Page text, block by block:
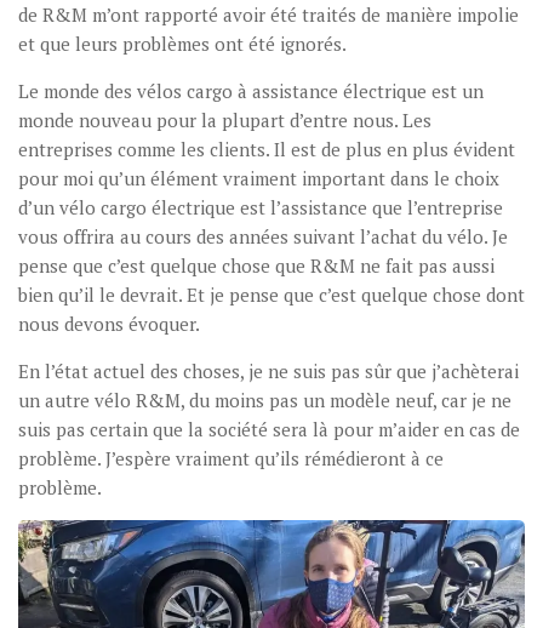
de R&M m’ont rapporté avoir été traités de manière impolie
et que leurs problèmes ont été ignorés.
Le monde des vélos cargo à assistance électrique est un
monde nouveau pour la plupart d’entre nous. Les
entreprises comme les clients. Il est de plus en plus évident
pour moi qu’un élément vraiment important dans le choix
d’un vélo cargo électrique est l’assistance que l’entreprise
vous offrira au cours des années suivant l’achat du vélo. Je
pense que c’est quelque chose que R&M ne fait pas aussi
bien qu’il le devrait. Et je pense que c’est quelque chose dont
nous devons évoquer.
En l’état actuel des choses, je ne suis pas sûr que j’achèterai
un autre vélo R&M, du moins pas un modèle neuf, car je ne
suis pas certain que la société sera là pour m’aider en cas de
problème. J’espère vraiment qu’ils rémédieront à ce
problème.